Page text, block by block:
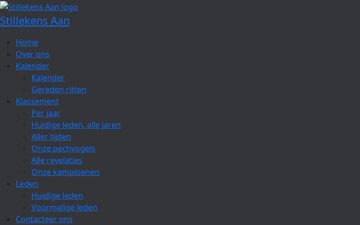
Spring
naar
de
inhoud
Stillekens Aan
Home
Over ons
Kalender
Kalender
Gereden ritten
Klassement
Per jaar
Huidige leden, alle jaren
Aller tijden
Onze pechvogels
Alle revelaties
Onze kampioenen
Leden
Huidige leden
Voormalige leden
Contacteer ons